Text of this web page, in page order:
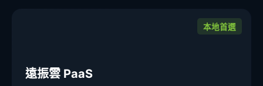
本地首選
遠振雲 PaaS